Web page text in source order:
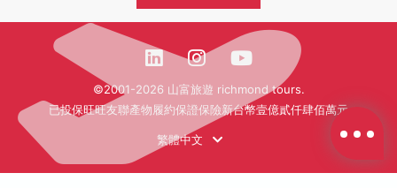
©2001-2026 山富旅遊 richmond tours.
已投保旺旺友聯產物履約保證保險新台幣壹億貳仟肆佰萬元
繁體中文